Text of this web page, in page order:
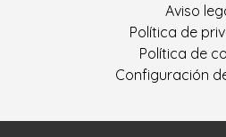
Aviso
Política de
Política de
Configuración